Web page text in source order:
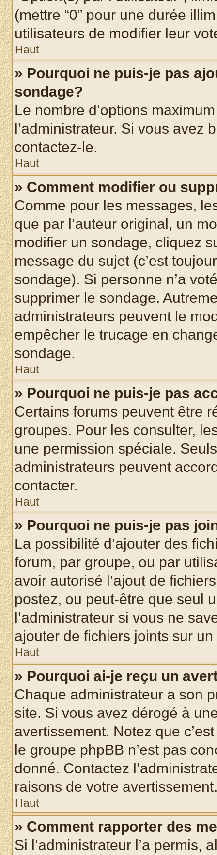
(mettre “0” pour une durée
utilisateurs de modifier leur
Haut
» Pourquoi ne puis-je pas
sondage?
Le nombre d’options
l’administrateur. Si vous avez
contactez-le.
Haut
» Comment modifier ou
Comme pour les messages,
que par l’auteur original, un
modifier un sondage, cliquez
message du sujet (c’est
sondage). Si personne n’a
supprimer le sondage.
administrateurs peuvent le
empêcher le trucage en
sondage.
Haut
» Pourquoi ne puis-je pas
Certains forums peuvent être
groupes. Pour les consulter,
une permission spéciale.
administrateurs peuvent
contacter.
Haut
» Pourquoi ne puis-je pas
La possibilité d’ajouter des
forum, par groupe, ou par
avoir autorisé l’ajout de
postez, ou peut-être que seul
l’administrateur si vous ne
ajouter de fichiers joints sur un
Haut
» Pourquoi ai-je reçu un
Chaque administrateur a son
site. Si vous avez dérogé à
avertissement. Notez que
le groupe phpBB n’est pas
donné. Contactez
raisons de votre avertissement.
Haut
» Comment rapporter des
Si l’administrateur l’a permis,